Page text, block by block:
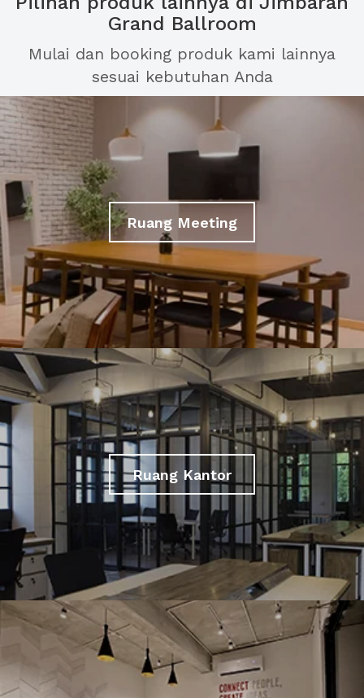
Grand Ballroom
Mulai dan booking produk kami lainnya
sesuai kebutuhan Anda
Ruang Meeting
Ruang Kantor